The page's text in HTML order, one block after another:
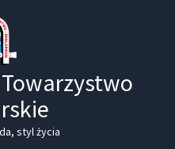
styl życia